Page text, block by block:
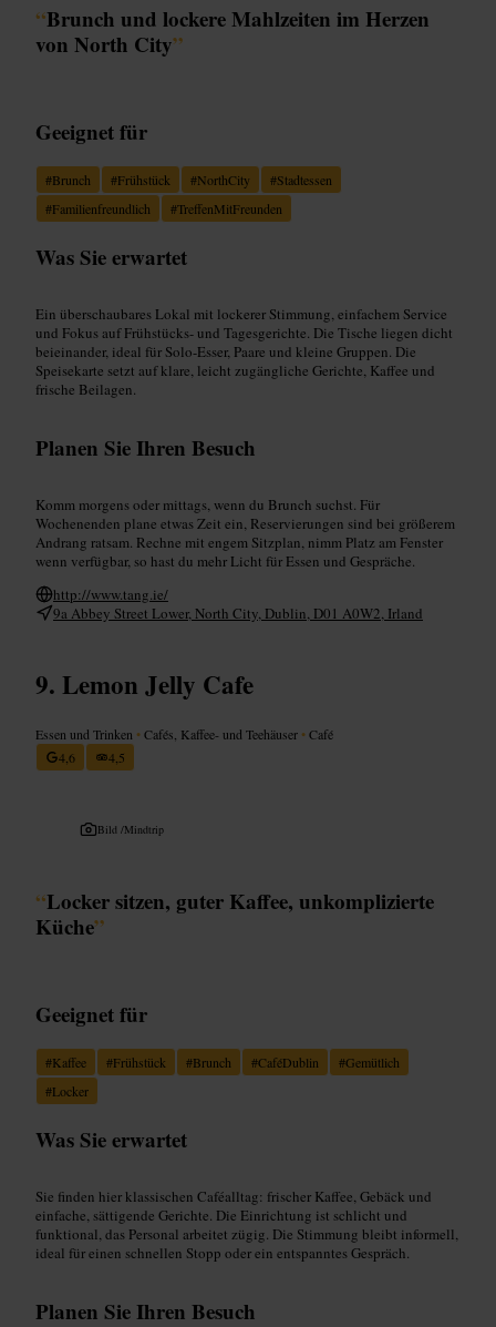
“Brunch und lockere Mahlzeiten im Herzen
von North City”
Geeignet für
#Brunch #Frühstück #NorthCity #Stadtessen
#Familienfreundlich #TreffenMitFreunden
Was Sie erwartet
Ein überschaubares Lokal mit lockerer Stimmung, einfachem Service
und Fokus auf Frühstücks- und Tagesgerichte. Die Tische liegen dicht
beieinander, ideal für Solo-Esser, Paare und kleine Gruppen. Die
Speisekarte setzt auf klare, leicht zugängliche Gerichte, Kaffee und
frische Beilagen.
Planen Sie Ihren Besuch
Komm morgens oder mittags, wenn du Brunch suchst. Für
Wochenenden plane etwas Zeit ein, Reservierungen sind bei größerem
Andrang ratsam. Rechne mit engem Sitzplan, nimm Platz am Fenster
wenn verfügbar, so hast du mehr Licht für Essen und Gespräche.
http://www.tang.ie/
9a Abbey Street Lower, North City, Dublin, D01 A0W2, Irland
Lemon Jelly Cafe
Essen und Trinken •Cafés, Kaffee- und Teehäuser •Café
4,6
4,5
Bild /Mindtrip
“Locker sitzen, guter Kaffee, unkomplizierte
Küche”
Geeignet für
#Kaffee #Frühstück #Brunch #CaféDublin #Gemütlich
#Locker
Was Sie erwartet
Sie finden hier klassischen Caféalltag: frischer Kaffee, Gebäck und
einfache, sättigende Gerichte. Die Einrichtung ist schlicht und
funktional, das Personal arbeitet zügig. Die Stimmung bleibt informell,
ideal für einen schnellen Stopp oder ein entspanntes Gespräch.
Planen Sie Ihren Besuch